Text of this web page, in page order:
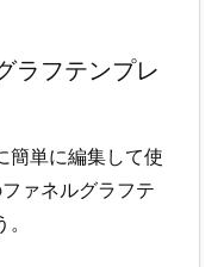
ラフテンプレ
簡単に編集して使
ァネルグラフテ